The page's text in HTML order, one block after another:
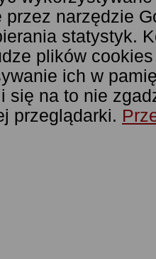
przez narzędzie
statystyk.
plików
ich w
się na to nie
przeglądarki.